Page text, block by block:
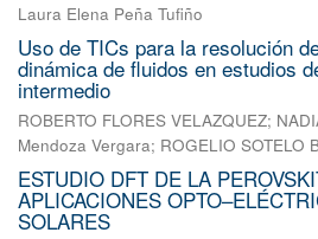
Laura Elena Peña Tufiño
Uso de TICs para la resolución
dinámica de fluidos en estudios
intermedio
ROBERTO FLORES VELAZQUEZ;
Mendoza Vergara; ROGELIO SOTELO
ESTUDIO DFT DE LA
APLICACIONES
SOLARES